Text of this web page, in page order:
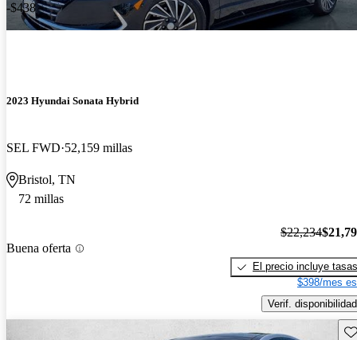
-$438
2023 Hyundai Sonata Hybrid
SEL FWD 52,159 millas
Bristol, TN
72 millas
Buena oferta
$22,234
El precio incluye tasas
$398/mes
Verif. disponibilidad